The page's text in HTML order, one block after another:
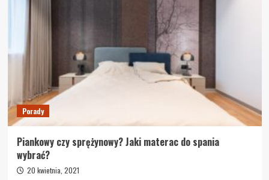
Porady
Piankowy czy sprężynowy? Jaki materac do spania
wybrać?
20 kwietnia, 2021